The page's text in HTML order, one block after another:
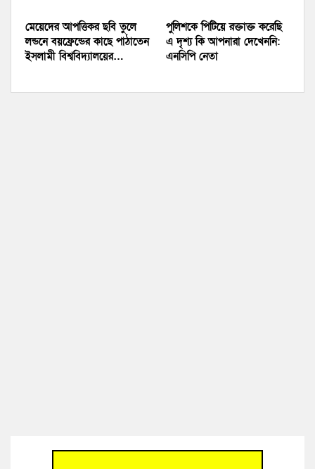
মেয়েদের আপত্তিকর ছবি তুলে
লন্ডনে বয়ফ্রেন্ডের কাছে পাঠাতেন
ইসলামী বিশ্ববিদ্যালয়ের…
পুলিশকে পিটিয়ে রক্তাক্ত করেছি
এ দৃশ্য কি আপনারা দেখেননি:
এনসিপি নেতা